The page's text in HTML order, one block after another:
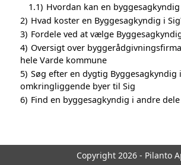
1.1) Hvordan kan en
2) Hvad koster en Byggesagkyndig i
3) Fordele ved at vælge
4) Oversigt over
hele Varde kommune
5) Søg efter en dygtig Byggesagkyndig
omkringliggende byer til Sig
6) Find en byggesagkyndig i andre
Copyright 2026 - Pilanto